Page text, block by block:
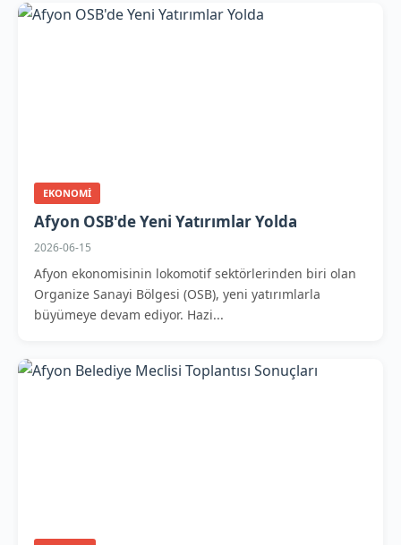
EKONOMI
Afyon OSB'de Yeni Yatırımlar Yolda
2026-06-15
Afyon ekonomisinin lokomotif sektörlerinden biri olan
Organize Sanayi Bölgesi (OSB), yeni yatırımlarla
büyümeye devam ediyor. Hazi...